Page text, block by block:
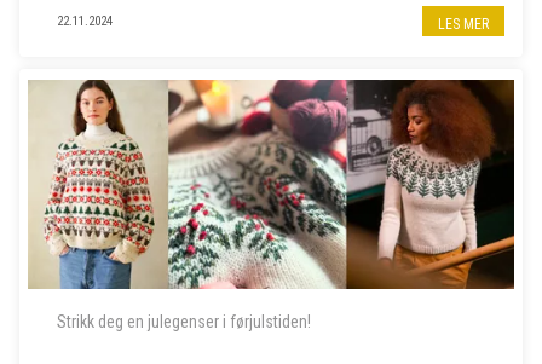
22.11.2024 LES MER
Strikk deg en julegenser i førjulstiden!